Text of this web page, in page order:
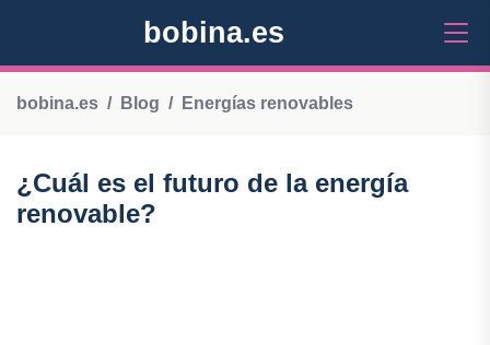
bobina.es
bobina.es Blog Energías renovables
¿Cuál es el futuro de la energía
renovable?